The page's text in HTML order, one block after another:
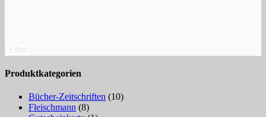
Produktkategorien
Bücher-Zeitschriften (10)
Fleischmann (8)